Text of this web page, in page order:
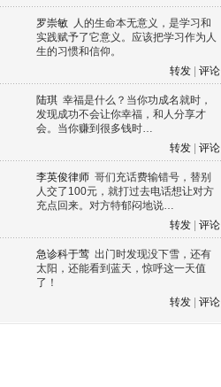
罗崇敏 人的生命本无意义，是学习和
实践赋予了它意义。应该把学习作为人
生的习惯和信仰。
转发
评论
陆琪 幸福是什么？当你功成名就时，
发现成功不会让你幸福，和人分享才
会。当你赚到很多钱时…
转发
评论
李英俊律师 哥们充话费输错号，替别
人交了100元，就打过去电话想让对方
充点回来。对方特郁闷地说…
转发
评论
急诊科于莺 出门时发现没下雪，还有
太阳，还能看到蓝天，惊呼这一天值
了！
转发
评论